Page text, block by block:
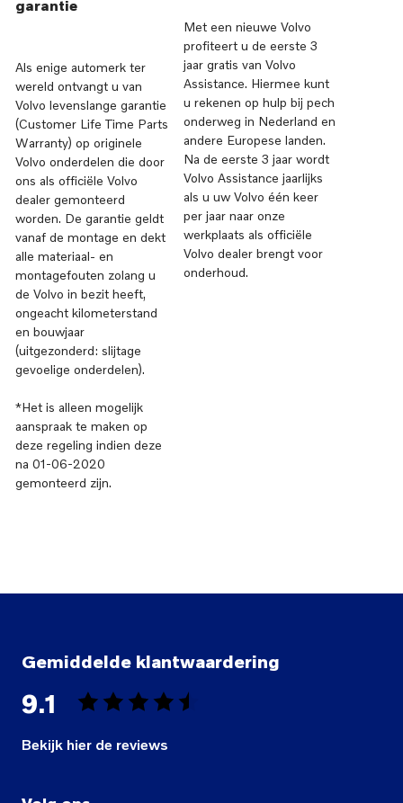
garantie
Als enige automerk ter
wereld ontvangt u van
Volvo levenslange garantie
(Customer Life Time Parts
Warranty) op originele
Volvo onderdelen die door
ons als officiële Volvo
dealer gemonteerd
worden. De garantie geldt
vanaf de montage en dekt
alle materiaal- en
montagefouten zolang u
de Volvo in bezit heeft,
ongeacht kilometerstand
en bouwjaar
(uitgezonderd: slijtage
gevoelige onderdelen).
*Het is alleen mogelijk
aanspraak te maken op
deze regeling indien deze
na 01-06-2020
Met een nieuwe Volvo
profiteert u de eerste 3
jaar gratis van Volvo
Assistance. Hiermee kunt
u rekenen op hulp bij pech
onderweg in Nederland en
andere Europese landen.
Na de eerste 3 jaar wordt
Volvo Assistance jaarlijks
als u uw Volvo één keer
per jaar naar onze
werkplaats als officiële
Volvo dealer brengt voor
onderhoud.
Gemiddelde klantwaardering
9.1
Bekijk hier de reviews
van